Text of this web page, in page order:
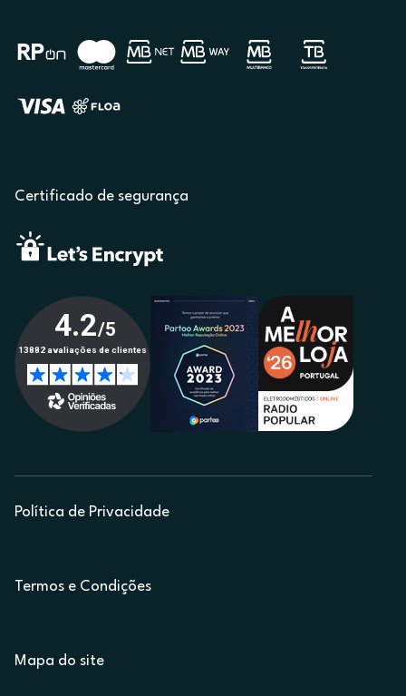
Certificado de segurança
Política de Privacidade
Termos e Condições
Mapa do site